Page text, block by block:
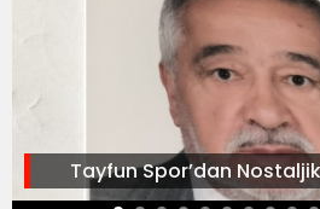
Tayfun Spor’dan